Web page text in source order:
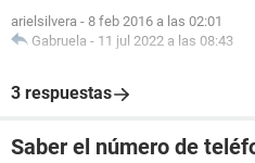
arielsilvera - 8 feb 2016 a las 02:01
Gabruela - 11 jul 2022 a las 08:43
3 respuestas
Saber el número de